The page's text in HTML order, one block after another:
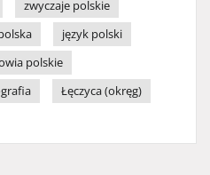
zwyczaje polskie
język polski
polskie
Łęczyca (okręg)